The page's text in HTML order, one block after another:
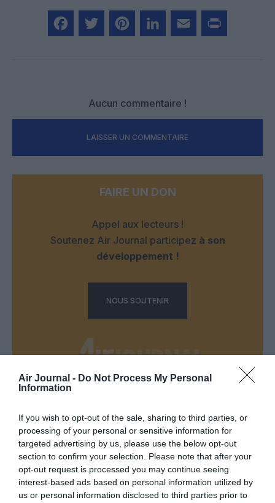
Air Journal - Do Not Process My Personal
Information
If you wish to opt-out of the sale, sharing to third parties, or
processing of your personal or sensitive information for
targeted advertising by us, please use the below opt-out
section to confirm your selection. Please note that after your
opt-out request is processed you may continue seeing
interest-based ads based on personal information utilized by
us or personal information disclosed to third parties prior to
Aucun commentaire !
LAISSER UN COMMENTAIRE
FAIRE UN DON
Appel aux lecteurs !
Soutenez Air Journal participez à son
développement !
NOUS SOUTENIR
GVA1112a commenté l'article :
19 h 23 sans escale : le Boeing 777F de National
Airlines relie l’Écosse à l’Australie